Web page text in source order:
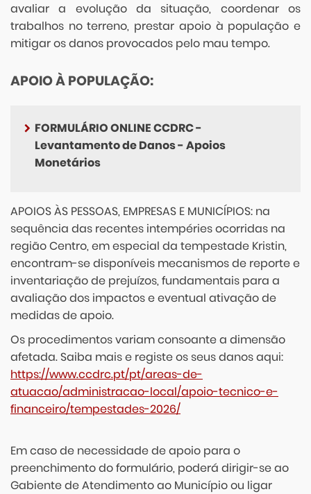
avaliar a evolução da situação, coordenar os
trabalhos no terreno, prestar apoio à população e
mitigar os danos provocados pelo mau tempo.
APOIO À POPULAÇÃO:
FORMULÁRIO ONLINE CCDRC -
Levantamento de Danos - Apoios
Monetários
APOIOS ÀS PESSOAS, EMPRESAS E MUNICÍPIOS: na
sequência das recentes intempéries ocorridas na
região Centro, em especial da tempestade Kristin,
encontram-se disponíveis mecanismos de reporte e
inventariação de prejuízos, fundamentais para a
avaliação dos impactos e eventual ativação de
medidas de apoio.
Os procedimentos variam consoante a dimensão
afetada. Saiba mais e registe os seus danos aqui:
https://www.ccdrc.pt/pt/areas-de-
atuacao/administracao-local/apoio-tecnico-e-
financeiro/tempestades-2026/
Em caso de necessidade de apoio para o
preenchimento do formulário, poderá dirigir-se ao
Gabiente de Atendimento ao Município ou ligar